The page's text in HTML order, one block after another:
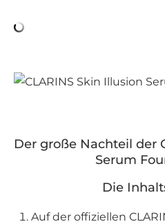
Der große Nachteil der
Serum
Die
Auf der offiziellen